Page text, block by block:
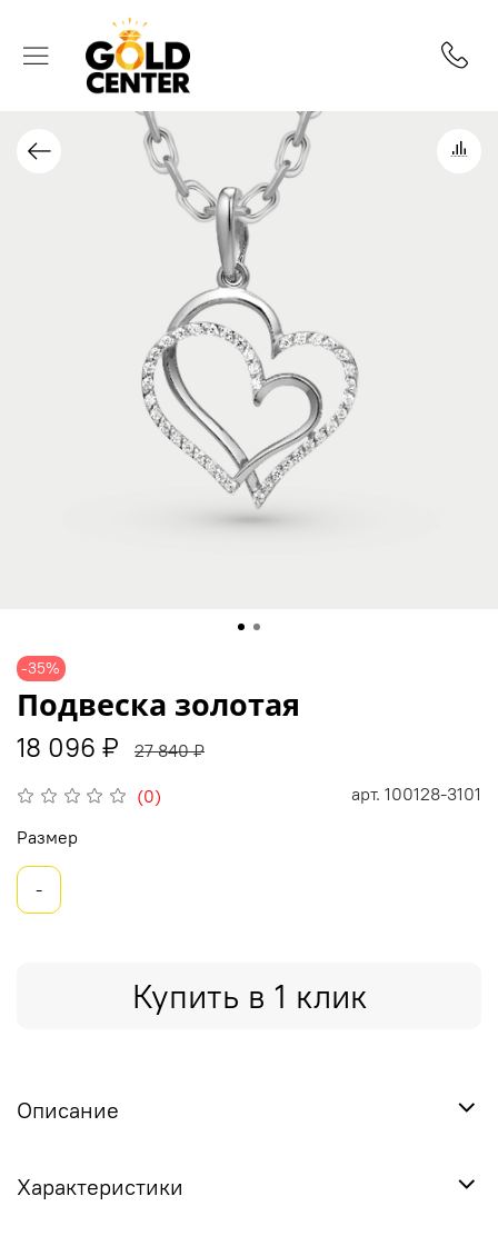
-35%
(0) арт. 100128-3101
Подвеска золотая
18 096 ₽ 27 840 ₽
Купить в 1 клик
Размер
-
Описание
Характеристики